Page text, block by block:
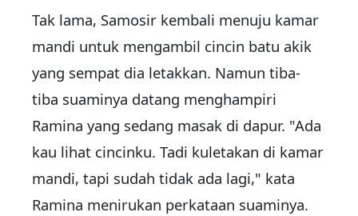
Tak lama, Samosir kembali menuju kamar
mandi untuk mengambil cincin batu akik
yang sempat dia letakkan. Namun tiba-
tiba suaminya datang menghampiri
Ramina yang sedang masak di dapur. "Ada
kau lihat cincinku. Tadi kuletakan di kamar
mandi, tapi sudah tidak ada lagi," kata
Ramina menirukan perkataan suaminya.